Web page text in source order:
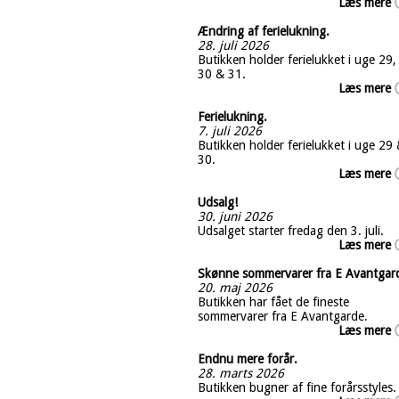
Ændring af ferielukning.
28. juli 2026
Butikken holder ferielukket i uge 29,
30 & 31.
Læs mere
Ferielukning.
7. juli 2026
Butikken holder ferielukket i uge 29
30.
Læs mere
Udsalg!
30. juni 2026
Udsalget starter fredag den 3. juli.
Læs mere
Skønne sommervarer fra E
20. maj 2026
Butikken har fået de fineste
sommervarer fra E Avantgarde.
Læs mere
Endnu mere forår.
28. marts 2026
Butikken bugner af fine forårsstyles.